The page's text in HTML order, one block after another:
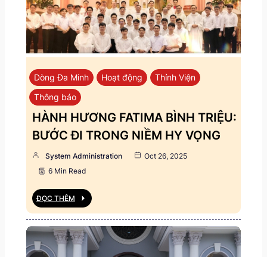
Dòng Đa Minh Hoạt động
Thỉnh Viện
Thông báo
HÀNH HƯƠNG FATIMA BÌNH TRIỆU:
BƯỚC ĐI TRONG NIỀM HY VỌNG
System Administration
Oct 26, 2025
6 Min Read
ĐỌC THÊM